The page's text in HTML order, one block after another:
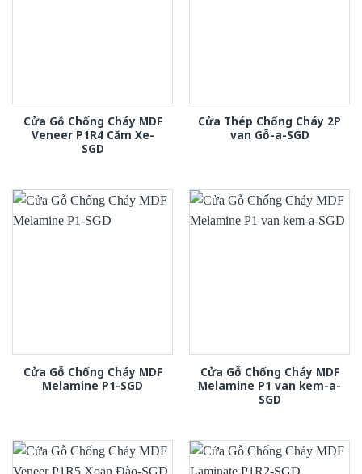
Cửa Gỗ Chống Cháy MDF
Veneer P1R4 Căm Xe-
SGD
Cửa Thép Chống Cháy 2P
van Gỗ-a-SGD
Cửa Gỗ Chống Cháy MDF
Melamine P1-SGD
Cửa Gỗ Chống Cháy MDF
Melamine P1 van kem-a-
SGD